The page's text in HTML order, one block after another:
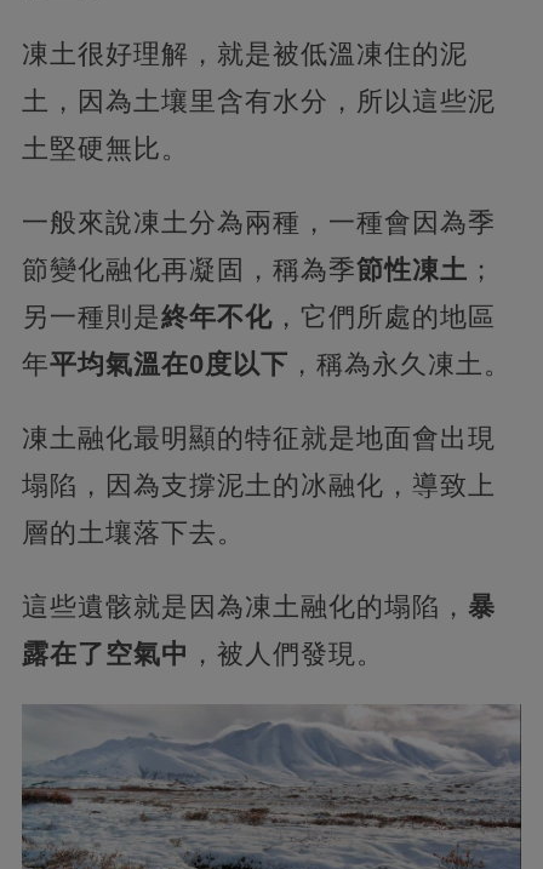
凍土很好理解，就是被低溫凍住的泥
土，因為土壤里含有水分，所以這些泥
土堅硬無比。
一般來說凍土分為兩種，一種會因為季
節變化融化再凝固，稱為季節性凍土 ；
另一種則是終年不化，它們所處的地區
年平均氣溫在0度以下 ，稱為永久凍土。
凍土融化最明顯的特征就是地面會出現
塌陷，因為支撐泥土的冰融化，導致上
層的土壤落下去。
這些遺骸就是因為凍土融化的塌陷， 暴
露在了空氣中 ，被人們發現。